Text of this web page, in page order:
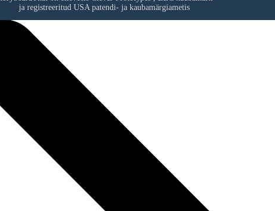
ja registreeritud USA patendi- ja kaubamärgiametis